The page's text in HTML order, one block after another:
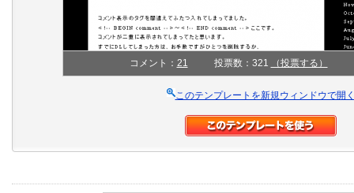
コメント： 21 投票数：321 （投票する）
このテンプレートを新規ウィンドウで開